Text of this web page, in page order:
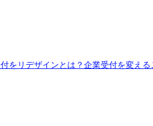
付をリデザインとは？企業受付を変え